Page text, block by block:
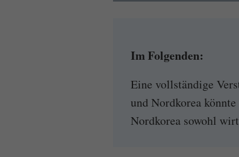
Im Folgenden:
Eine vollständige
und Nordkorea
Nordkorea sowohl